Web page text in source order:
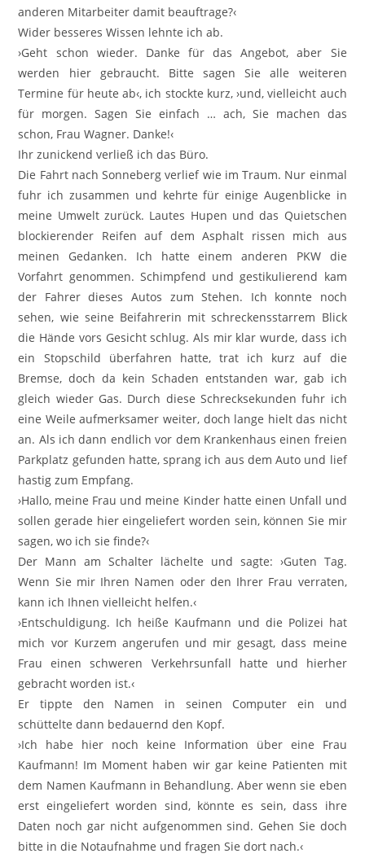
anderen Mitarbeiter damit beauftrage?‹
Wider besseres Wissen lehnte ich ab.
›Geht schon wieder. Danke für das Angebot, aber Sie
werden hier gebraucht. Bitte sagen Sie alle weiteren
Termine für heute ab‹, ich stockte kurz, ›und, vielleicht auch
für morgen. Sagen Sie einfach … ach, Sie machen das
schon, Frau Wagner. Danke!‹
Ihr zunickend verließ ich das Büro.
Die Fahrt nach Sonneberg verlief wie im Traum. Nur einmal
fuhr ich zusammen und kehrte für einige Augenblicke in
meine Umwelt zurück. Lautes Hupen und das Quietschen
blockierender Reifen auf dem Asphalt rissen mich aus
meinen Gedanken. Ich hatte einem anderen PKW die
Vorfahrt genommen. Schimpfend und gestikulierend kam
der Fahrer dieses Autos zum Stehen. Ich konnte noch
sehen, wie seine Beifahrerin mit schreckensstarrem Blick
die Hände vors Gesicht schlug. Als mir klar wurde, dass ich
ein Stopschild überfahren hatte, trat ich kurz auf die
Bremse, doch da kein Schaden entstanden war, gab ich
gleich wieder Gas. Durch diese Schrecksekunden fuhr ich
eine Weile aufmerksamer weiter, doch lange hielt das nicht
an. Als ich dann endlich vor dem Krankenhaus einen freien
Parkplatz gefunden hatte, sprang ich aus dem Auto und lief
hastig zum Empfang.
›Hallo, meine Frau und meine Kinder hatte einen Unfall und
sollen gerade hier eingeliefert worden sein, können Sie mir
sagen, wo ich sie finde?‹
Der Mann am Schalter lächelte und sagte: ›Guten Tag.
Wenn Sie mir Ihren Namen oder den Ihrer Frau verraten,
kann ich Ihnen vielleicht helfen.‹
›Entschuldigung. Ich heiße Kaufmann und die Polizei hat
mich vor Kurzem angerufen und mir gesagt, dass meine
Frau einen schweren Verkehrsunfall hatte und hierher
gebracht worden ist.‹
Er tippte den Namen in seinen Computer ein und
schüttelte dann bedauernd den Kopf.
›Ich habe hier noch keine Information über eine Frau
Kaufmann! Im Moment haben wir gar keine Patienten mit
dem Namen Kaufmann in Behandlung. Aber wenn sie eben
erst eingeliefert worden sind, könnte es sein, dass ihre
Daten noch gar nicht aufgenommen sind. Gehen Sie doch
bitte in die Notaufnahme und fragen Sie dort nach.‹